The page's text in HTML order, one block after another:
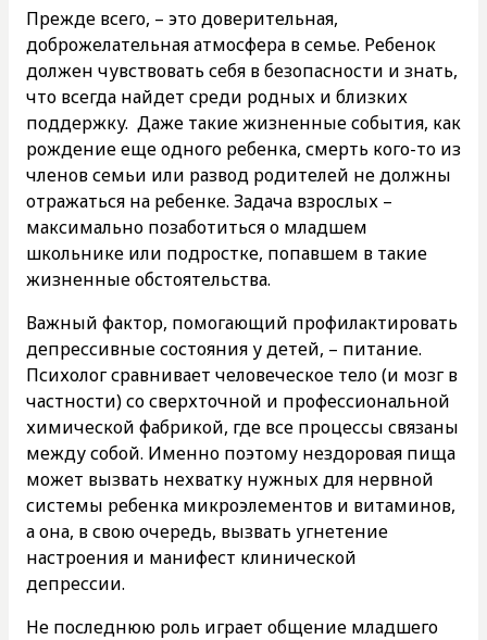
Прежде всего, – это доверительная,
доброжелательная атмосфера в семье. Ребенок
должен чувствовать себя в безопасности и знать,
что всегда найдет среди родных и близких
поддержку. Даже такие жизненные события, как
рождение еще одного ребенка, смерть кого-то из
членов семьи или развод родителей не должны
отражаться на ребенке. Задача взрослых –
максимально позаботиться о младшем
школьнике или подростке, попавшем в такие
жизненные обстоятельства.
Важный фактор, помогающий профилактировать
депрессивные состояния у детей, – питание.
Психолог сравнивает человеческое тело (и мозг в
частности) со сверхточной и профессиональной
химической фабрикой, где все процессы связаны
между собой. Именно поэтому нездоровая пища
может вызвать нехватку нужных для нервной
системы ребенка микроэлементов и витаминов,
а она, в свою очередь, вызвать угнетение
настроения и манифест клинической
депрессии.
Не последнюю роль играет общение младшего